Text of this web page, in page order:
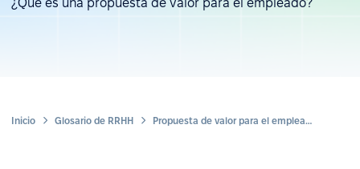
¿Qué es una propuesta de valor para el empleado?
Inicio Glosario de RRHH Propuesta de valor para el empleado (EVP)